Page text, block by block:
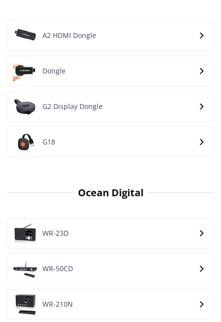
A2 HDMI Dongle
Dongle
G2 Display Dongle
G18
Ocean Digital
WR-23D
WR-50CD
WR-210N